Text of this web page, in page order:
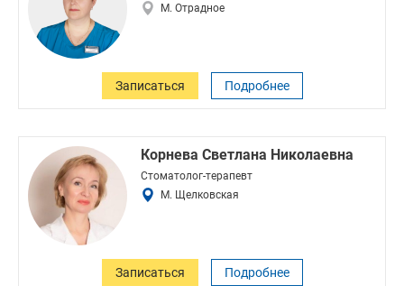
М. Отрадное
Записаться Подробнее
Корнева Светлана Николаевна
Стоматолог-терапевт
М. Щелковская
Записаться Подробнее